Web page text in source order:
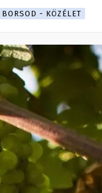
BORSOD - KÖZÉLET